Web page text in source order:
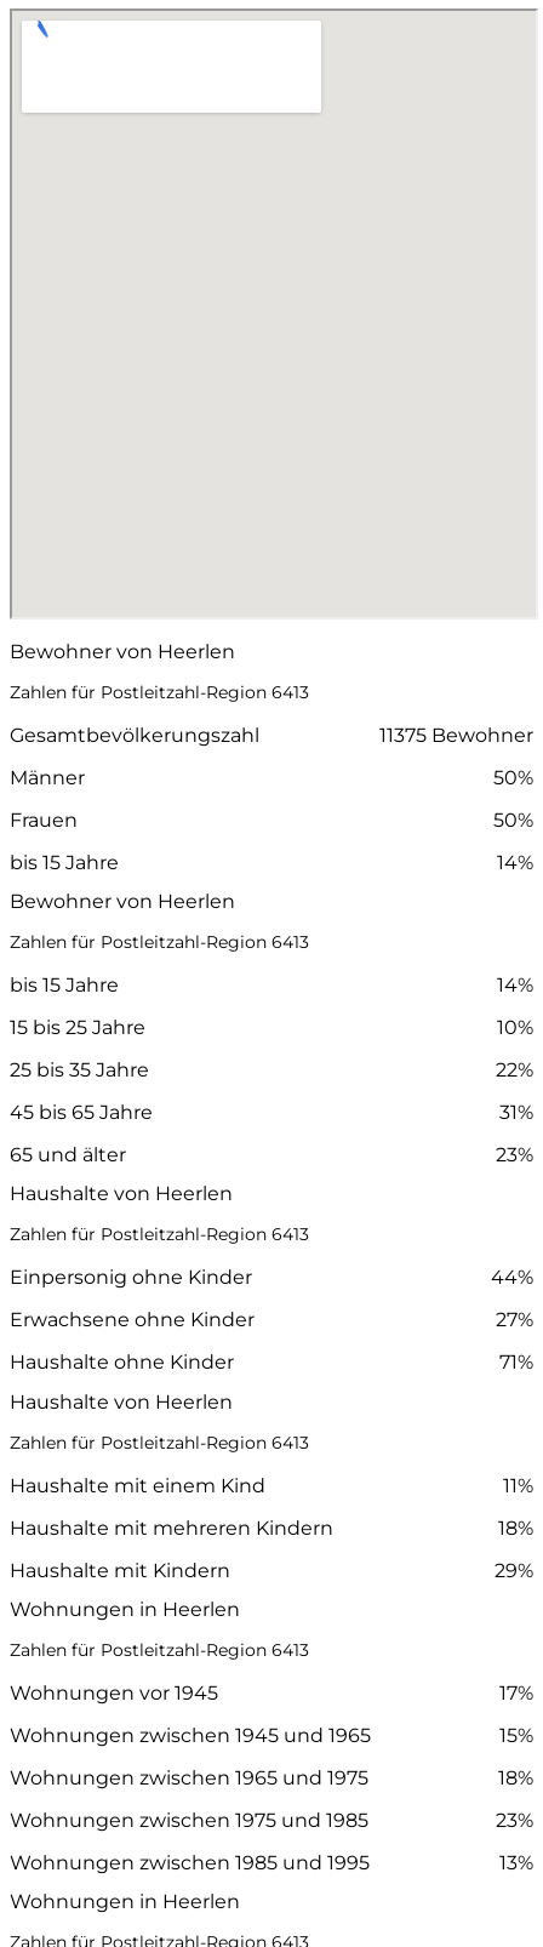
Bewohner von Heerlen
Zahlen für Postleitzahl-Region 6413
Gesamtbevölkerungszahl
11375 Bewohner
Männer
50%
Frauen
50%
bis 15 Jahre
14%
Bewohner von Heerlen
Zahlen für Postleitzahl-Region 6413
bis 15 Jahre
14%
15 bis 25 Jahre
10%
25 bis 35 Jahre
22%
45 bis 65 Jahre
31%
65 und älter
23%
Haushalte von Heerlen
Zahlen für Postleitzahl-Region 6413
Einpersonig ohne Kinder
44%
Erwachsene ohne Kinder
27%
Haushalte ohne Kinder
71%
Haushalte von Heerlen
Zahlen für Postleitzahl-Region 6413
Haushalte mit einem Kind
11%
Haushalte mit mehreren Kindern
18%
Haushalte mit Kindern
29%
Wohnungen in Heerlen
Zahlen für Postleitzahl-Region 6413
Wohnungen vor 1945
17%
Wohnungen zwischen 1945 und 1965
15%
Wohnungen zwischen 1965 und 1975
18%
Wohnungen zwischen 1975 und 1985
23%
Wohnungen zwischen 1985 und 1995
13%
Wohnungen in Heerlen
Zahlen für Postleitzahl-Region 6413